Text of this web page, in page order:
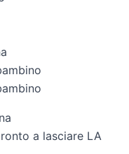
a lasciare LA